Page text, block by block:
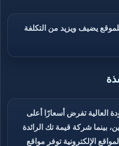
يضيف ويزيد من التكلفة
العالية تفرض أسعارًا أعلى
بينما شركة قيمة تك الرائدة
الإلكترونية توفر مواقع